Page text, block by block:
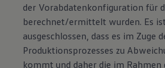
der Vorabdatenkonfiguration für
berechnet/ermittelt wurden. Es
ausgeschlossen, dass es im Zuge
Produktionsprozesses zu
kommt und daher die im Rahmen